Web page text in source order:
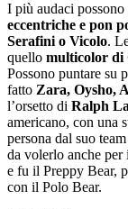
I più audaci
eccentriche e pon
Serafini o Vicolo.
quello multicolor di
Possono puntare su
fatto Zara, Oysho,
l’orsetto di Ralph
americano, con una
persona dal suo
da volerlo anche
e fu il Preppy Bear,
con il Polo Bear.